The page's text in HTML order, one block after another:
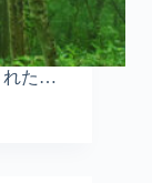
れた…